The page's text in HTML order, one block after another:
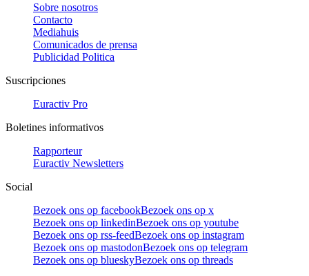
Sobre nosotros
Contacto
Mediahuis
Comunicados de prensa
Publicidad Politica
Suscripciones
Euractiv Pro
Boletines informativos
Rapporteur
Euractiv Newsletters
Social
Bezoek ons op facebookBezoek ons op x
Bezoek ons op linkedinBezoek ons op youtube
Bezoek ons op rss-feedBezoek ons op instagram
Bezoek ons op mastodonBezoek ons op telegram
Bezoek ons op blueskyBezoek ons op threads